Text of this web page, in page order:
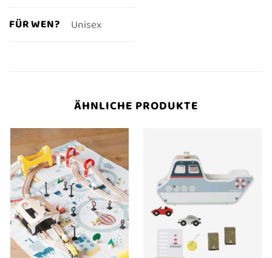
FÜR WEN? Unisex
ÄHNLICHE PRODUKTE